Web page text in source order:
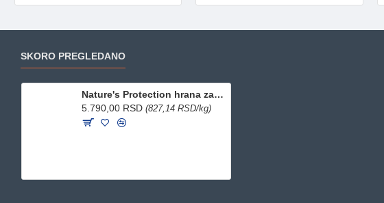
SKORO PREGLEDANO
Nature's Protection hrana za mačke Adult - Indoor 7kg
5.790,00 RSD(827,14 RSD/kg)